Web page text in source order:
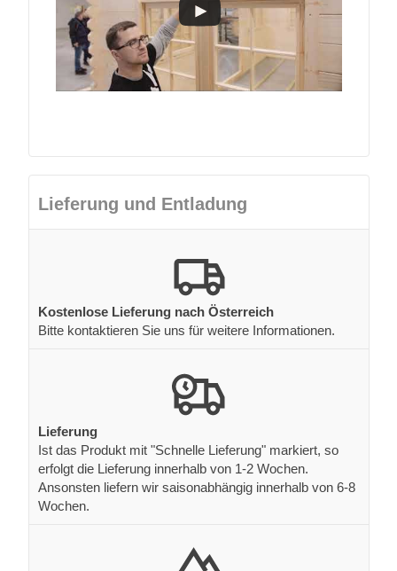
Lieferung und Entladung
Kostenlose Lieferung nach Österreich
Bitte kontaktieren Sie uns für weitere Informationen.
Lieferung
Ist das Produkt mit "Schnelle Lieferung" markiert, so
erfolgt die Lieferung innerhalb von 1-2 Wochen.
Ansonsten liefern wir saisonabhängig innerhalb von 6-8
Wochen.